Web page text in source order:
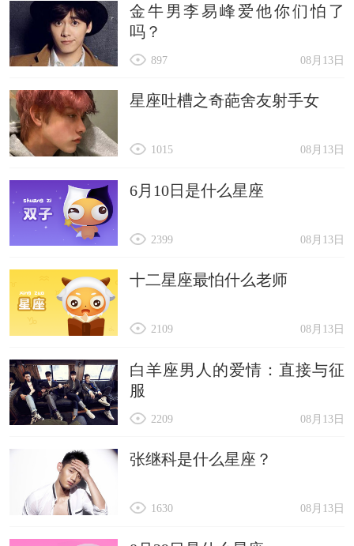
金牛男李易峰爱他你们怕了
吗？
08月13日
897
星座吐槽之奇葩舍友射手女
08月13日
1015
6月10日是什么星座
08月13日
2399
十二星座最怕什么老师
08月13日
2109
白羊座男人的爱情：直接与征
服
08月13日
2209
张继科是什么星座？
08月13日
1630